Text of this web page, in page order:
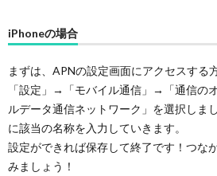
iPhoneの場合
まずは、APNの設定画面にアクセスする
「設定」→「モバイル通信」→「通信の
ルデータ通信ネットワーク」を選択しま
に該当の名称を入力していきます。
設定ができれば保存して終了です！つな
みましょう！